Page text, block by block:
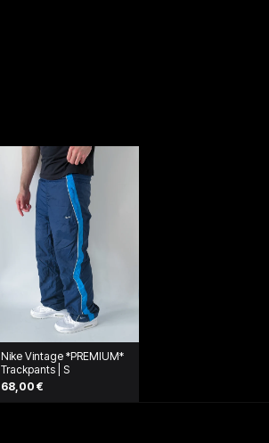
Nike Vintage *PREMIUM*
Trackpants | S
68,00 €